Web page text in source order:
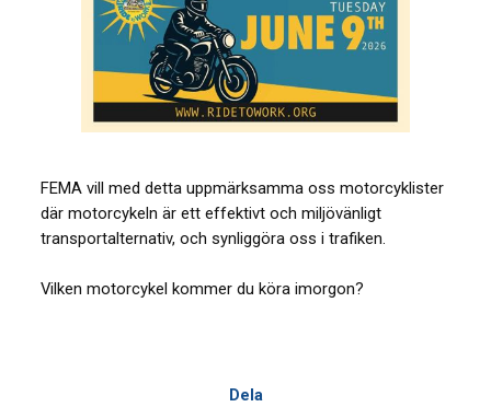
FEMA vill med detta uppmärksamma oss motorcyklister
där motorcykeln är ett effektivt och miljövänligt
transportalternativ, och synliggöra oss i trafiken.
Vilken motorcykel kommer du köra imorgon?
Dela